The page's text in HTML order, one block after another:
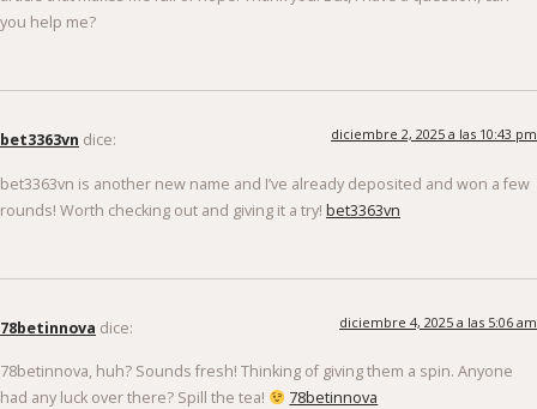
you help me?
bet3363vn dice: diciembre 2, 2025 a las 10:43 pm
bet3363vn is another new name and I’ve already deposited and won a few
rounds! Worth checking out and giving it a try! bet3363vn
78betinnova dice: diciembre 4, 2025 a las 5:06 am
78betinnova, huh? Sounds fresh! Thinking of giving them a spin. Anyone
had any luck over there? Spill the tea!
78betinnova